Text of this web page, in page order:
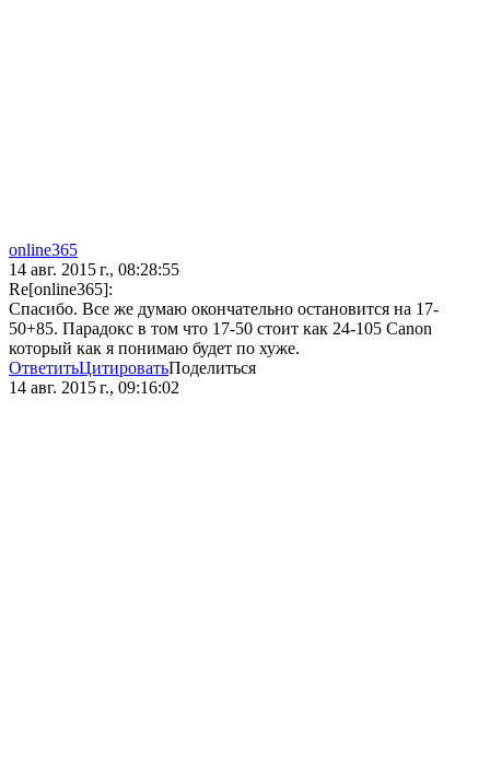
online365
14 авг. 2015 г., 08:28:55
Re[online365]:
Спасибо. Все же думаю окончательно остановится на 17-
50+85. Парадокс в том что 17-50 стоит как 24-105 Canon
который как я понимаю будет по хуже.
ОтветитьЦитироватьПоделиться
14 авг. 2015 г., 09:16:02